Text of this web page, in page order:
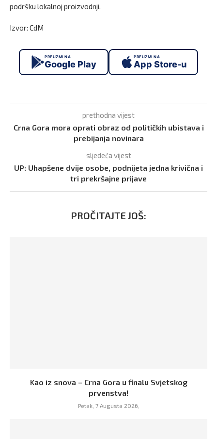
podršku lokalnoj proizvodnji.
Izvor: CdM
PREUZMI NA
Google Play
PREUZMI NA
App Store-u
prethodna vijest
Crna Gora mora oprati obraz od političkih ubistava i
prebijanja novinara
sljedeća vijest
UP: Uhapšene dvije osobe, podnijeta jedna krivična i
tri prekršajne prijave
PROČITAJTE JOŠ:
Kao iz snova – Crna Gora u finalu Svjetskog
prvenstva!
Petak, 7 Augusta 2026,